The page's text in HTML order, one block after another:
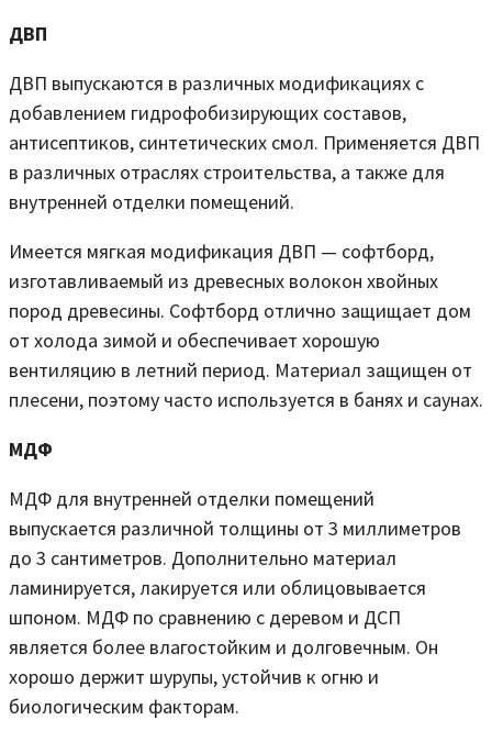
ДВП
ДВП выпускаются в различных модификациях с
добавлением гидрофобизирующих составов,
антисептиков, синтетических смол. Применяется ДВП
в различных отраслях строительства, а также для
внутренней отделки помещений.
Имеется мягкая модификация ДВП — софтборд,
изготавливаемый из древесных волокон хвойных
пород древесины. Софтборд отлично защищает дом
от холода зимой и обеспечивает хорошую
вентиляцию в летний период. Материал защищен от
плесени, поэтому часто используется в банях и саунах.
МДФ
МДФ для внутренней отделки помещений
выпускается различной толщины от 3 миллиметров
до 3 сантиметров. Дополнительно материал
ламинируется, лакируется или облицовывается
шпоном. МДФ по сравнению с деревом и ДСП
является более влагостойким и долговечным. Он
хорошо держит шурупы, устойчив к огню и
биологическим факторам.